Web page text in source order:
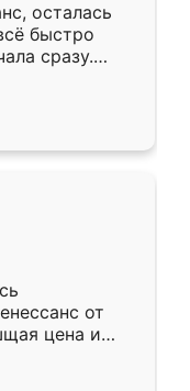
осталась
быстро
сразу.
подошёл к
Собрали
даже
от
цена и
Приехавший